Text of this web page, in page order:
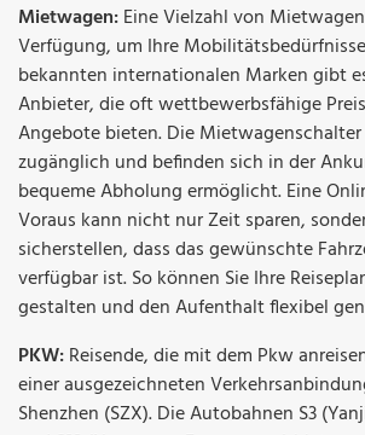
Mietwagen:Eine Vielzahl von
Verfügung, um Ihre
bekannten internationalen Marken gibt
Anbieter, die oft wettbewerbsfähige
Angebote bieten. Die
zugänglich und befinden sich in der
bequeme Abholung ermöglicht. Eine
Voraus kann nicht nur Zeit sparen,
sicherstellen, dass das gewünschte
verfügbar ist. So können Sie Ihre
gestalten und den Aufenthalt flexibel
PKW:Reisende, die mit dem Pkw
einer ausgezeichneten
Shenzhen (SZX). Die Autobahnen S3